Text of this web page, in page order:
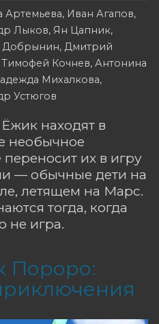
Иван Агапов,
Лыков, Ян Цапник,
Добрынин, Дмитрий
Тимофей Кочнев, Антонина
Михалкова,
Устюгов
находят в
необычное
переносит их в игру
— обычные дети на
летящем на Марс.
тогда, когда
не игра.
Пороро: